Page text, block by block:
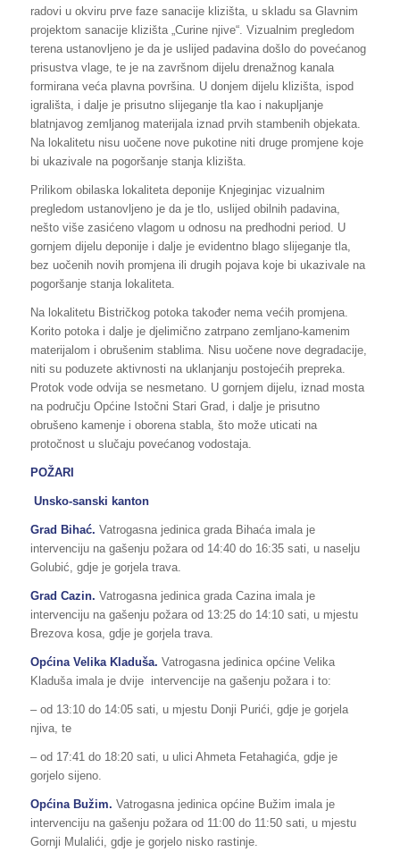
radovi u okviru prve faze sanacije klizišta, u skladu sa Glavnim
projektom sanacije klizišta „Curine njive“. Vizualnim pregledom
terena ustanovljeno je da je uslijed padavina došlo do povećanog
prisustva vlage, te je na završnom dijelu drenažnog kanala
formirana veća plavna površina. U donjem dijelu klizišta, ispod
igrališta, i dalje je prisutno slijeganje tla kao i nakupljanje
blatnjavog zemljanog materijala iznad prvih stambenih objekata.
Na lokalitetu nisu uočene nove pukotine niti druge promjene koje
bi ukazivale na pogoršanje stanja klizišta.
Prilikom obilaska lokaliteta deponije Knjeginjac vizualnim
pregledom ustanovljeno je da je tlo, uslijed obilnih padavina,
nešto više zasićeno vlagom u odnosu na predhodni period. U
gornjem dijelu deponije i dalje je evidentno blago slijeganje tla,
bez uočenih novih promjena ili drugih pojava koje bi ukazivale na
pogoršanje stanja lokaliteta.
Na lokalitetu Bistričkog potoka također nema većih promjena.
Korito potoka i dalje je djelimično zatrpano zemljano-kamenim
materijalom i obrušenim stablima. Nisu uočene nove degradacije,
niti su poduzete aktivnosti na uklanjanju postojećih prepreka.
Protok vode odvija se nesmetano. U gornjem dijelu, iznad mosta
na području Općine Istočni Stari Grad, i dalje je prisutno
obrušeno kamenje i oborena stabla, što može uticati na
protočnost u slučaju povećanog vodostaja.
POŽARI
Unsko-sanski kanton
Grad Bihać. Vatrogasna jedinica grada Bihaća imala je
intervenciju na gašenju požara od 14:40 do 16:35 sati, u naselju
Golubić, gdje je gorjela trava.
Grad Cazin. Vatrogasna jedinica grada Cazina imala je
intervenciju na gašenju požara od 13:25 do 14:10 sati, u mjestu
Brezova kosa, gdje je gorjela trava.
Općina Velika Kladuša. Vatrogasna jedinica općine Velika
Kladuša imala je dvije intervencije na gašenju požara i to:
– od 13:10 do 14:05 sati, u mjestu Donji Purići, gdje je gorjela
njiva, te
– od 17:41 do 18:20 sati, u ulici Ahmeta Fetahagića, gdje je
gorjelo sijeno.
Općina Bužim. Vatrogasna jedinica općine Bužim imala je
intervenciju na gašenju požara od 11:00 do 11:50 sati, u mjestu
Gornji Mulalići, gdje je gorjelo nisko rastinje.